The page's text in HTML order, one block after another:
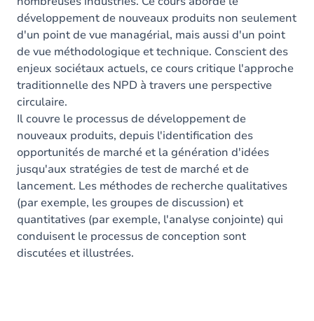
développement de nouveaux produits non seulement
d'un point de vue managérial, mais aussi d'un point
de vue méthodologique et technique. Conscient des
enjeux sociétaux actuels, ce cours critique l'approche
traditionnelle des NPD à travers une perspective
circulaire.
Il couvre le processus de développement de
nouveaux produits, depuis l'identification des
opportunités de marché et la génération d'idées
jusqu'aux stratégies de test de marché et de
lancement. Les méthodes de recherche qualitatives
(par exemple, les groupes de discussion) et
quantitatives (par exemple, l'analyse conjointe) qui
conduisent le processus de conception sont
discutées et illustrées.